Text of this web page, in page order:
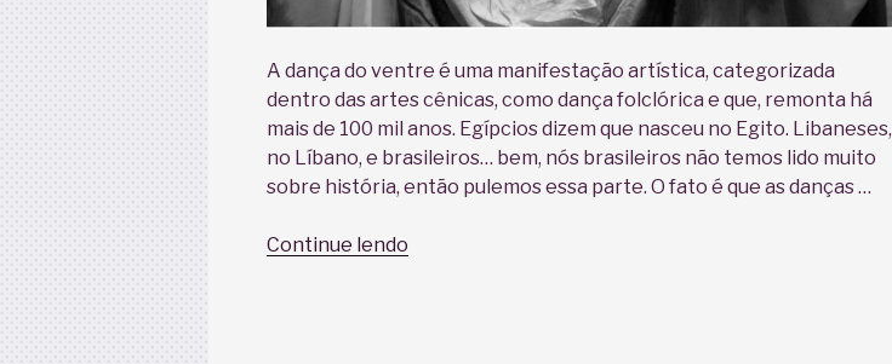
A dança do ventre é uma manifestação artística, categorizada
dentro das artes cênicas, como dança folclórica e que, remonta há
mais de 100 mil anos. Egípcios dizem que nasceu no Egito. Libaneses,
no Líbano, e brasileiros… bem, nós brasileiros não temos lido muito
sobre história, então pulemos essa parte. O fato é que as danças …
Continue lendo